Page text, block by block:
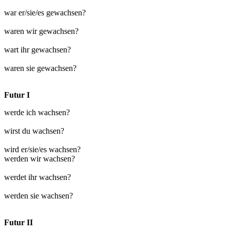
war er/sie/es gewachsen?
waren wir gewachsen?
wart ihr gewachsen?
waren sie gewachsen?
Futur I
werde ich wachsen?
wirst du wachsen?
wird er/sie/es wachsen?
werden wir wachsen?
werdet ihr wachsen?
werden sie wachsen?
Futur II